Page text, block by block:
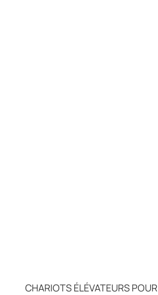
CHARIOTS ÉLÉVATEURS POUR